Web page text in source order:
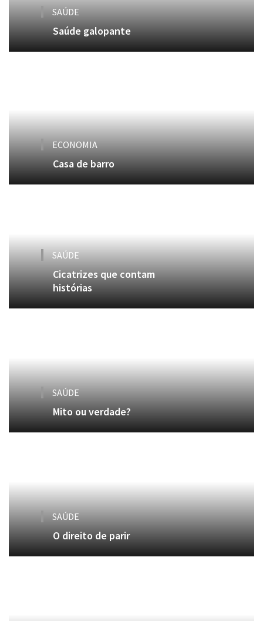
SAÚDE
Saúde galopante
ECONOMIA
Casa de barro
SAÚDE
Cicatrizes que contam
histórias
SAÚDE
Mito ou verdade?
SAÚDE
O direito de parir